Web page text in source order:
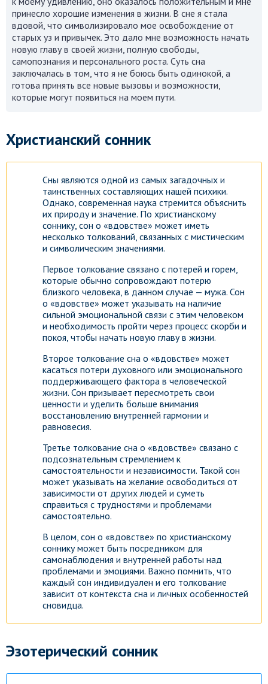
Посмотреть
принесло хорошие изменения в жизни. В сне я стала
вдовой, что символизировало мое освобождение от
старых уз и привычек. Это дало мне возможность начать
новую главу в своей жизни, полную свободы,
самопознания и персонального роста. Суть сна
заключалась в том, что я не боюсь быть одинокой, а
готова принять все новые вызовы и возможности,
которые могут появиться на моем пути.
Христианский сонник
Сны являются одной из самых загадочных и
таинственных составляющих нашей психики.
Однако, современная наука стремится объяснить
их природу и значение. По христианскому
соннику, сон о «вдовстве» может иметь
несколько толкований, связанных с мистическим
и символическим значениями.
Первое толкование связано с потерей и горем,
которые обычно сопровождают потерю
близкого человека, в данном случае — мужа. Сон
о «вдовстве» может указывать на наличие
сильной эмоциональной связи с этим человеком
и необходимость пройти через процесс скорби и
покоя, чтобы начать новую главу в жизни.
Второе толкование сна о «вдовстве» может
касаться потери духовного или эмоционального
поддерживающего фактора в человеческой
жизни. Сон призывает пересмотреть свои
ценности и уделить больше внимания
восстановлению внутренней гармонии и
равновесия.
Третье толкование сна о «вдовстве» связано с
подсознательным стремлением к
самостоятельности и независимости. Такой сон
может указывать на желание освободиться от
зависимости от других людей и суметь
справиться с трудностями и проблемами
самостоятельно.
В целом, сон о «вдовстве» по христианскому
соннику может быть посредником для
самонаблюдения и внутренней работы над
проблемами и эмоциями. Важно помнить, что
каждый сон индивидуален и его толкование
зависит от контекста сна и личных особенностей
сновидца.
Эзотерический сонник